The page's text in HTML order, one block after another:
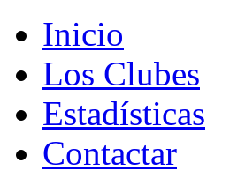
Inicio
Los Clubes
Estadísticas
Contactar